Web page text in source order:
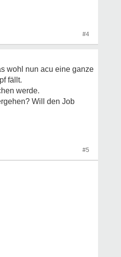
#4
wohl nun acu eine ganze
fällt.
werde.
Will den Job
#5